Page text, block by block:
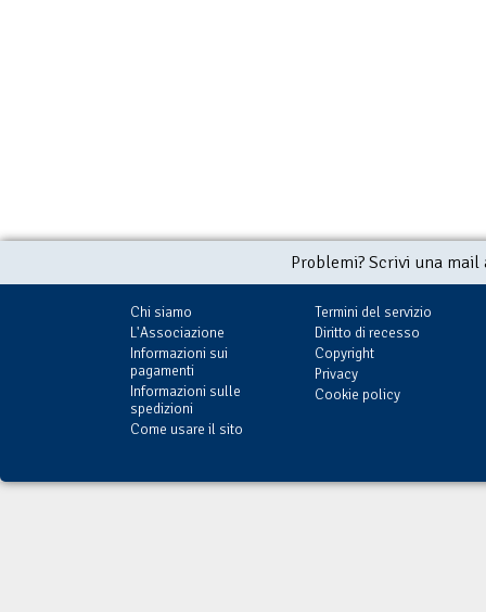
Problemi? Scrivi una
Chi siamo
L'Associazione
Informazioni sui
pagamenti
Informazioni sulle
spedizioni
Come usare il sito
Termini del servizio
Diritto di recesso
Copyright
Privacy
Cookie policy